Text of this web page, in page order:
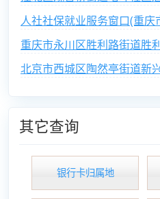
人社社保就业服务窗口(重
重庆市永川区胜利路街道胜
北京市西城区陶然亭街道新
其它查询
银行卡归属地